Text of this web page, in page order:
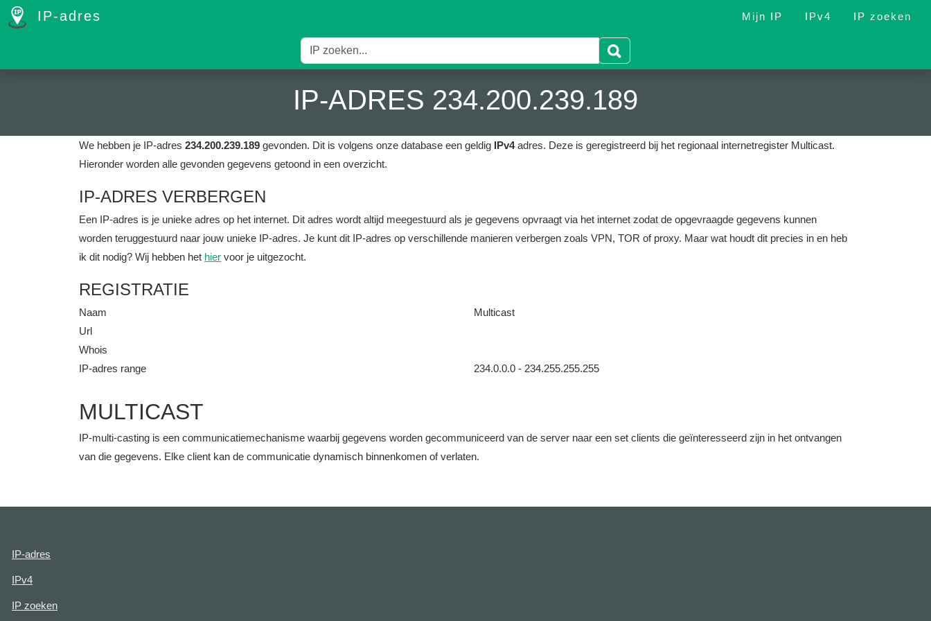
IP-adres Mijn IP IPv4 IP zoeken
IP-ADRES 234.200.239.189
We hebben je IP-adres 234.200.239.189 gevonden. Dit is volgens onze database een geldig IPv4adres. Deze is geregistreerd bij het regionaal internetregister Multicast.
Hieronder worden alle gevonden gegevens getoond in een overzicht.
IP-ADRES VERBERGEN
Een IP-adres is je unieke adres op het internet. Dit adres wordt altijd meegestuurd als je gegevens opvraagt via het internet zodat de opgevraagde gegevens kunnen
worden teruggestuurd naar jouw unieke IP-adres. Je kunt dit IP-adres op verschillende manieren verbergen zoals VPN, TOR of proxy. Maar wat houdt dit precies in en heb
ik dit nodig? Wij hebben het hier voor je uitgezocht.
REGISTRATIE
Naam
Multicast
Url
Whois
IP-adres range
234.0.0.0 - 234.255.255.255
MULTICAST
IP-multi-casting is een communicatiemechanisme waarbij gegevens worden gecommuniceerd van de server naar een set clients die geïnteresseerd zijn in het ontvangen
van die gegevens. Elke client kan de communicatie dynamisch binnenkomen of verlaten.
IP-adres
IPv4
IP zoeken